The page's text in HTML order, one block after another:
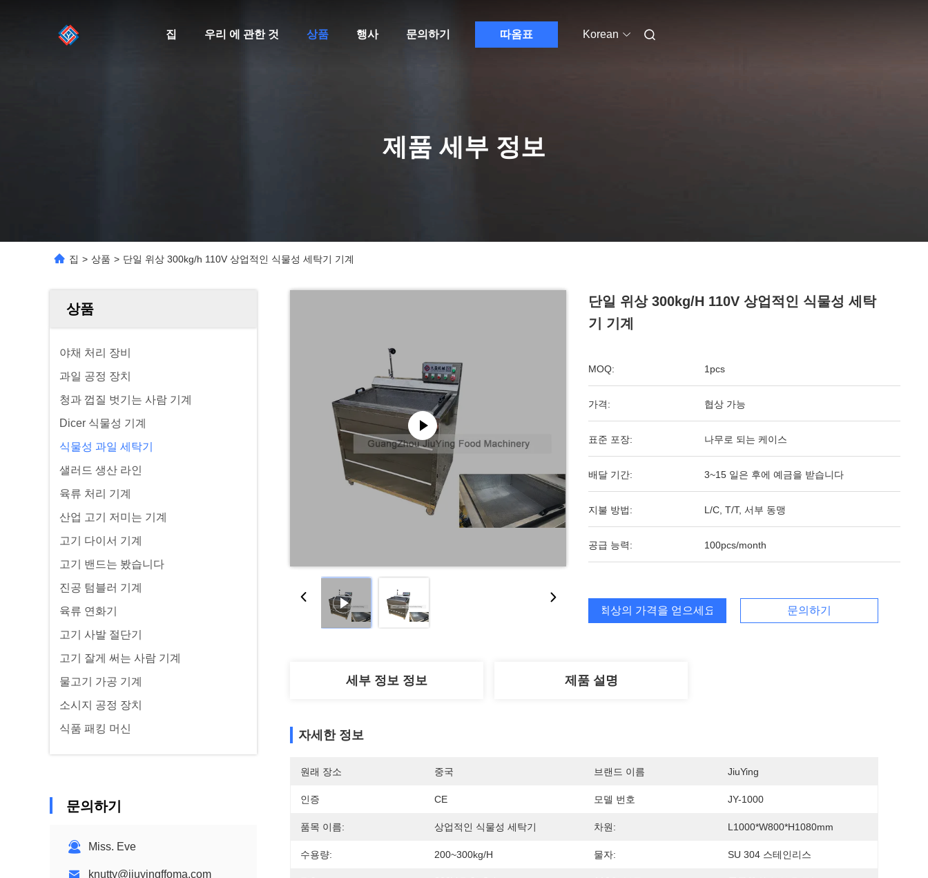
집 우리 에 관한 것 상품 행사 문의하기 따옴표 Korean
제품 세부 정보
집 > 상품 > 단일 위상 300kg/h 110V 상업적인 식물성 세탁기 기계
상품
야채 처리 장비
과일 공정 장치
청과 껍질 벗기는 사람 기계
Dicer 식물성 기계
식물성 과일 세탁기
샐러드 생산 라인
육류 처리 기계
산업 고기 저미는 기계
고기 다이서 기계
고기 밴드는 봤습니다
진공 텀블러 기계
육류 연화기
고기 사발 절단기
고기 잘게 써는 사람 기계
물고기 가공 기계
소시지 공정 장치
식품 패킹 머신
문의하기
Miss. Eve
knutty@jiuyingffoma.com
단일 위상 300kg/h 110V 상업적인 식물성 세탁
기 기계
MOQ: 1pcs
가격: 협상 가능
표준 포장: 나무로 되는 케이스
배달 기간: 3~15 일은 후에 예금을 받습니다
지불 방법: L/C, T/T, 서부 동맹
공급 능력: 100pcs/month
최상의 가격을 얻으세요 문의하기
세부 정보 정보 제품 설명
자세한 정보
원래 장소 중국 브랜드 이름 JiuYing
인증 CE 모델 번호 JY-1000
품목 이름: 상업적인 식물성 세탁기 차원: L1000*W800*H1080mm
수용량: 200~300kg/h 물자: SU 304 스테인리스